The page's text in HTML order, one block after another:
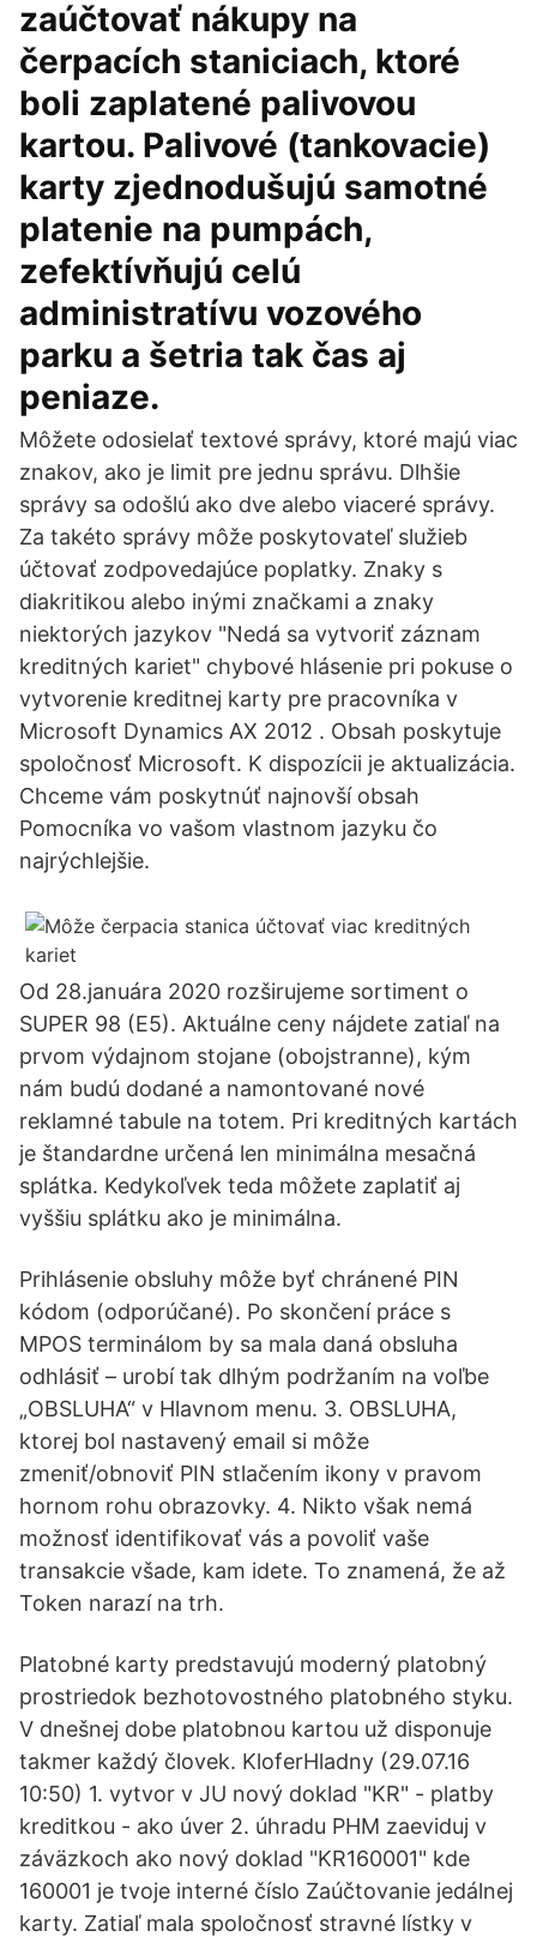
zaúčtovať nákupy na
čerpacích staniciach, ktoré
boli zaplatené palivovou
kartou. Palivové (tankovacie)
karty zjednodušujú samotné
platenie na pumpách,
zefektívňujú celú
administratívu vozového
parku a šetria tak čas aj
peniaze.
Môžete odosielať textové správy, ktoré majú viac
znakov, ako je limit pre jednu správu. Dlhšie
správy sa odošlú ako dve alebo viaceré správy.
Za takéto správy môže poskytovateľ služieb
účtovať zodpovedajúce poplatky. Znaky s
diakritikou alebo inými značkami a znaky
niektorých jazykov "Nedá sa vytvoriť záznam
kreditných kariet" chybové hlásenie pri pokuse o
vytvorenie kreditnej karty pre pracovníka v
Microsoft Dynamics AX 2012 . Obsah poskytuje
spoločnosť Microsoft. K dispozícii je aktualizácia.
Chceme vám poskytnúť najnovší obsah
Pomocníka vo vašom vlastnom jazyku čo
najrýchlejšie.
Od 28.januára 2020 rozširujeme sortiment o
SUPER 98 (E5). Aktuálne ceny nájdete zatiaľ na
prvom výdajnom stojane (obojstranne), kým
nám budú dodané a namontované nové
reklamné tabule na totem. Pri kreditných kartách
je štandardne určená len minimálna mesačná
splátka. Kedykoľvek teda môžete zaplatiť aj
vyššiu splátku ako je minimálna.
Prihlásenie obsluhy môže byť chránené PIN
kódom (odporúčané). Po skončení práce s
MPOS terminálom by sa mala daná obsluha
odhlásiť – urobí tak dlhým podržaním na voľbe
„OBSLUHA“ v Hlavnom menu. 3. OBSLUHA,
ktorej bol nastavený email si môže
zmeniť/obnoviť PIN stlačením ikony v pravom
hornom rohu obrazovky. 4. Nikto však nemá
možnosť identifikovať vás a povoliť vaše
transakcie všade, kam idete. To znamená, že až
Token narazí na trh.
Platobné karty predstavujú moderný platobný
prostriedok bezhotovostného platobného styku.
V dnešnej dobe platobnou kartou už disponuje
takmer každý človek. KloferHladny (29.07.16
10:50) 1. vytvor v JU nový doklad "KR" - platby
kreditkou - ako úver 2. úhradu PHM zaeviduj v
záväzkoch ako nový doklad "KR160001" kde
160001 je tvoje interné číslo Zaúčtovanie jedálnej
karty. Zatiaľ mala spoločnosť stravné lístky v